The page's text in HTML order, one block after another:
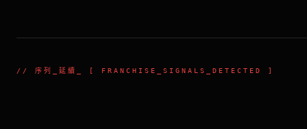
// 序列_延續 _ [ FRANCHISE_SIGNALS_DETECTED ]